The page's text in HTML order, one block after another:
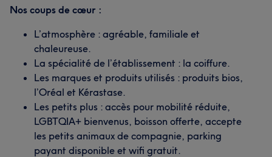
Nos coups de cœur :
L’atmosphère : agréable, familiale et
chaleureuse.
La spécialité de l’établissement : la coiffure.
Les marques et produits utilisés : produits bios,
l’Oréal et Kérastase.
Les petits plus : accès pour mobilité réduite,
LGBTQIA+ bienvenus, boisson offerte, accepte
les petits animaux de compagnie, parking
payant disponible et wifi gratuit.